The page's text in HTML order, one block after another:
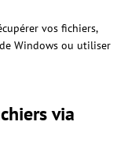
vos fichiers,
Windows ou utiliser
via